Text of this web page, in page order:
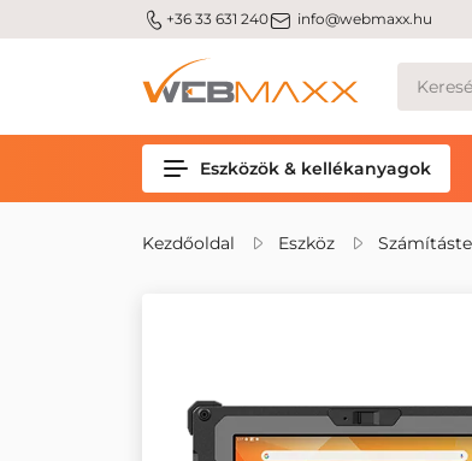
m_phone +36 33 631 240m_email info@webmaxx.hu
Eszközök & kellékanyagok
Kezdőoldal Eszköz